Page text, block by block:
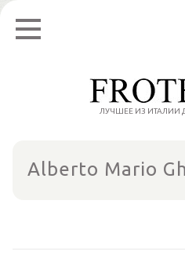
Skip
content
ЛУЧШЕЕ ИЗ ИТАЛИИ
Alberto Mario